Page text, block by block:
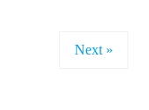
Next »